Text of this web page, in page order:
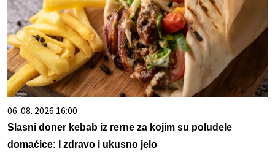
06. 08. 2026 16:00
Slasni doner kebab iz rerne za kojim su poludele
domaćice: I zdravo i ukusno jelo